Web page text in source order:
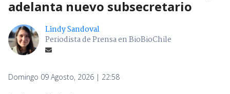
adelanta nuevo subsecretario
Lindy Sandoval
Periodista de Prensa en BioBioChile
Domingo 09 Agosto, 2026 | 22:58